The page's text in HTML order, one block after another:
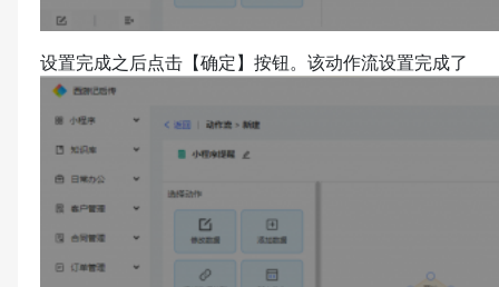
设置完成之后点击【确定】按钮。该动作流设置完成了